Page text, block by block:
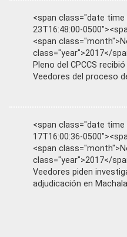
<span class="date
23T16:48:00-
<span
class="year">2017</
Pleno del CPCCS
Veedores del proceso
<span class="date
17T16:00:36-
<span
class="year">2017</
Veedores piden
adjudicación en Machala